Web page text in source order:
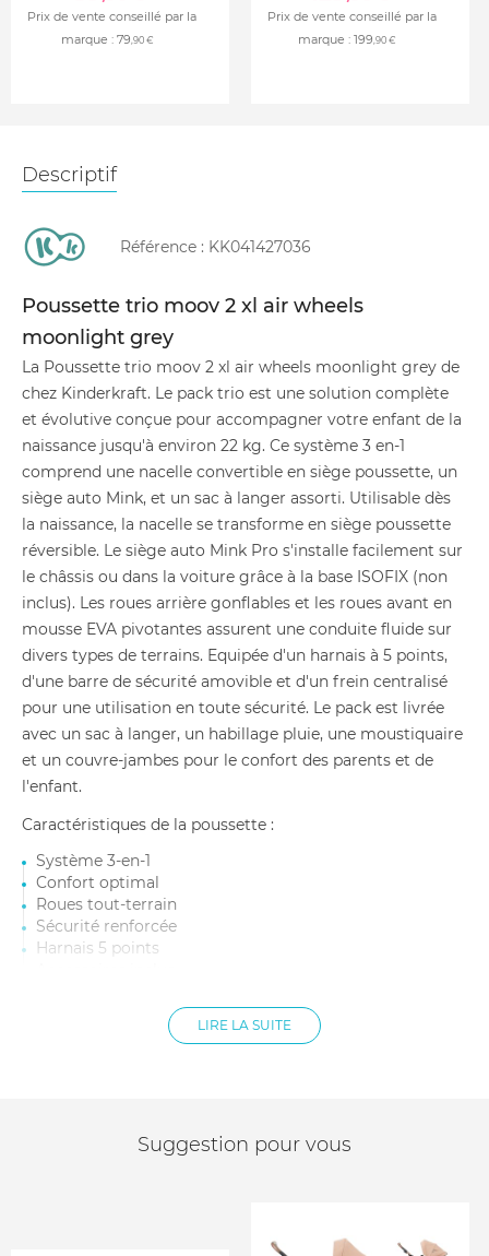
Prix de vente conseillé par la
marque : 79,90 €
Prix de vente conseillé par la
marque : 199,90 €
Descriptif
Référence : KK041427036
Poussette trio moov 2 xl air wheels
moonlight grey
La Poussette trio moov 2 xl air wheels moonlight grey de
chez Kinderkraft. Le pack trio est une solution complète
et évolutive conçue pour accompagner votre enfant de la
naissance jusqu'à environ 22 kg. Ce système 3 en-1
comprend une nacelle convertible en siège poussette, un
siège auto Mink, et un sac à langer assorti. Utilisable dès
la naissance, la nacelle se transforme en siège poussette
réversible. Le siège auto Mink Pro s'installe facilement sur
le châssis ou dans la voiture grâce à la base ISOFIX (non
inclus). Les roues arrière gonflables et les roues avant en
mousse EVA pivotantes assurent une conduite fluide sur
divers types de terrains. Equipée d'un harnais à 5 points,
d'une barre de sécurité amovible et d'un frein centralisé
pour une utilisation en toute sécurité. Le pack est livrée
avec un sac à langer, un habillage pluie, une moustiquaire
et un couvre-jambes pour le confort des parents et de
l'enfant.
Caractéristiques de la poussette :
Système 3-en-1
Confort optimal
Roues tout-terrain
Sécurité renforcée
Harnais 5 points
Grand panier de rangement : 5 kg
Grande capote extensible avec UPF 50+
LIRE LA SUITE
Suggestion pour vous